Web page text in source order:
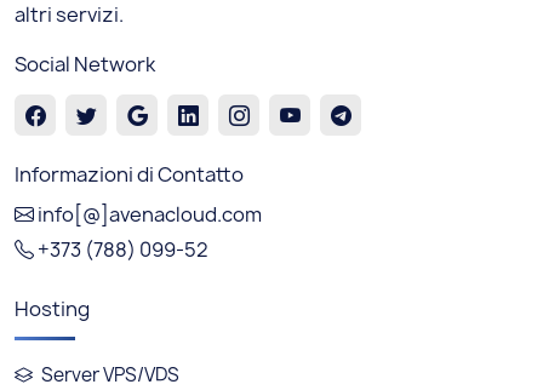
altri servizi.
Social Network
Informazioni di Contatto
info[@]avenacloud.com
+373 (788) 099-52
Hosting
Server VPS/VDS